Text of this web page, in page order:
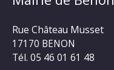
Rue Château Musset
17170 BENON
Tél. 05 46 01 61 48